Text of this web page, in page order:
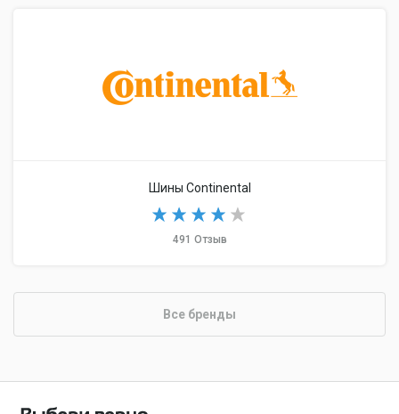
Шины Continental
491 Отзыв
Все бренды